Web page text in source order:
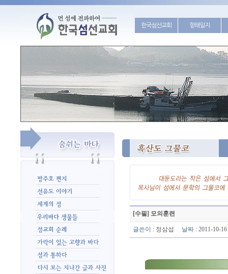
한국섬선교회 항해일지
[수필] 모의훈련
글쓴이 : 정삼섭 날짜 : 2011-10-